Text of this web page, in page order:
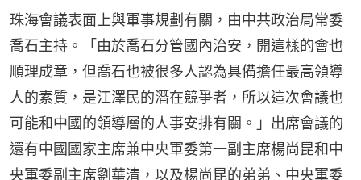
珠海會議表面上與軍事規劃有關，由中共政治局常委
喬石主持。「由於喬石分管國內治安，開這樣的會也
順理成章，但喬石也被很多人認為具備擔任最高領導
人的素質，是江澤民的潛在競爭者，所以這次會議也
可能和中國的領導層的人事安排有關。」出席會議的
還有中國國家主席兼中央軍委第一副主席楊尚昆和中
央軍委副主席劉華清，以及楊尚昆的弟弟、中央軍委